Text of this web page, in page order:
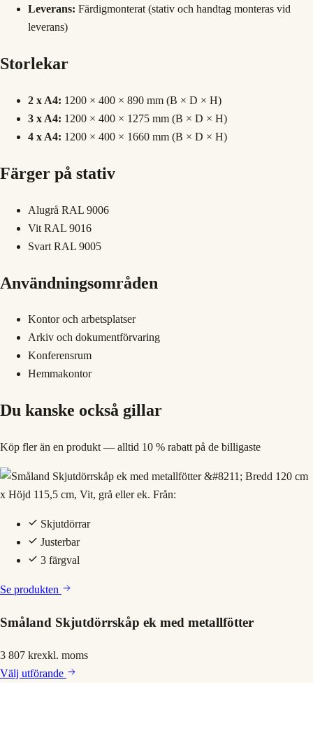
Leverans: Färdigmonterat (stativ och handtag monteras vid
leverans)
Storlekar
2 x A4: 1200 × 400 × 890 mm (B × D × H)
3 x A4: 1200 × 400 × 1275 mm (B × D × H)
4 x A4: 1200 × 400 × 1660 mm (B × D × H)
Färger på stativ
Alugrå RAL 9006
Vit RAL 9016
Svart RAL 9005
Användningsområden
Kontor och arbetsplatser
Arkiv och dokumentförvaring
Konferensrum
Hemmakontor
Du kanske också gillar
Köp fler än en produkt — alltid 10 % rabatt på de billigaste
Skjutdörrar
Justerbar
3 färgval
Se produkten
Småland Skjutdörrskåp ek med metallfötter
3 807 krexkl. moms
Välj utförande